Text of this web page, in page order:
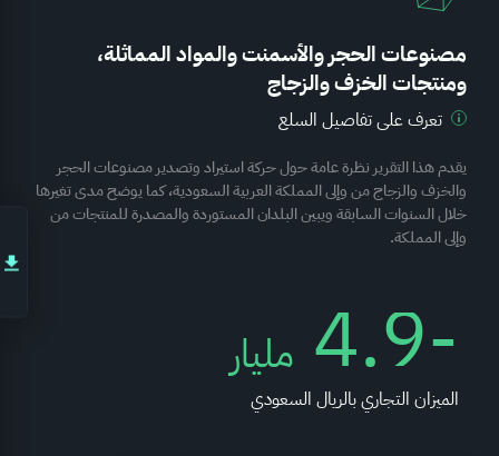
مصنوعات الحجر والأسمنت والمواد المماثلة،
ومنتجات الخزف والزجاج
تعرف على تفاصيل السلع
يقدم هذا التقرير نظرة عامة حول حركة استيراد وتصدير مصنوعات الحجر
والخزف والزجاج من وإلى المملكة العربية السعودية، كما يوضح مدى تغيرها
خلال السنوات السابقة ويبين البلدان المستوردة والمصدرة للمنتجات من
وإلى المملكة.
-4.9 مليار
الميزان التجاري بالريال السعودي